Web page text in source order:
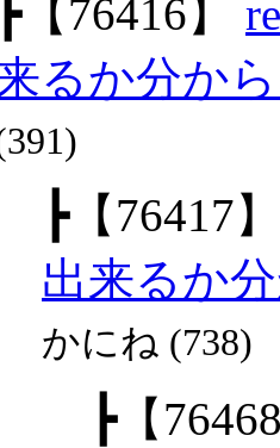
┣【76416】
るか分か
┣【76417】
出来るか
かにね (738)
┣【